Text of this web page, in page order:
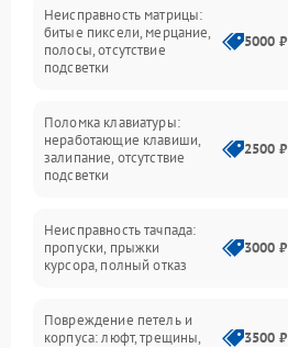
Программные ошибки
Электрические и системные сбои
Интерфейсные проблемы
Батарея
Сеть и интернет
Неисправность матрицы:
битые пиксели, мерцание,
полосы, отсутствие
подсветки
5000 ₽
Поломка клавиатуры:
неработающие клавиши,
залипание, отсутствие
подсветки
2500 ₽
Неисправность тачпада:
пропуски, прыжки
курсора, полный отказ
3000 ₽
Повреждение петель и
корпуса: люфт, трещины,
3500 ₽